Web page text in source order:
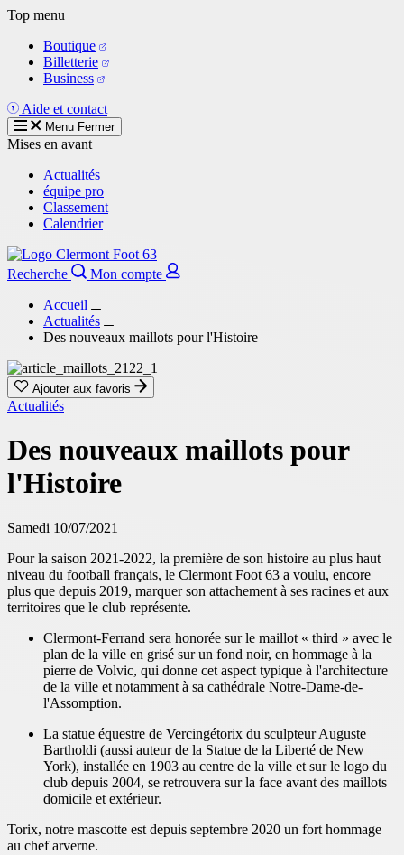
Aller
contenu
principal
Top menu
Boutique
Billetterie
Business
Aide et contact
Menu Fermer
Mises en avant
Actualités
équipe pro
Classement
Calendrier
Recherche
Mon compte
Accueil
Actualités
Des nouveaux maillots pour l'Histoire
Ajouter aux favoris
Actualités
Des nouveaux maillots pour
l'Histoire
Samedi 10/07/2021
Pour la saison 2021-2022, la première de son histoire au plus haut
niveau du football français, le Clermont Foot 63 a voulu, encore
plus que depuis 2019, marquer son attachement à ses racines et aux
territoires que le club représente.
Clermont-Ferrand sera honorée sur le maillot « third » avec le
plan de la ville en grisé sur un fond noir, en hommage à la
pierre de Volvic, qui donne cet aspect typique à l'architecture
de la ville et notamment à sa cathédrale Notre-Dame-de-
l'Assomption.
La statue équestre de Vercingétorix du sculpteur Auguste
Bartholdi (aussi auteur de la Statue de la Liberté de New
York), installée en 1903 au centre de la ville et sur le logo du
club depuis 2004, se retrouvera sur la face avant des maillots
domicile et extérieur.
Torix, notre mascotte est depuis septembre 2020 un fort hommage
au chef arverne.